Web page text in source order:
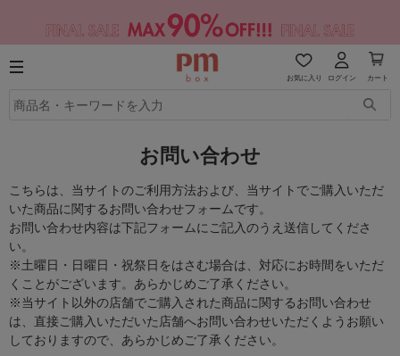
お気に入り ログイン カート
お問い合わせ
こちらは、当サイトのご利用方法および、当サイトでご購入いただ
いた商品に関するお問い合わせフォームです。
お問い合わせ内容は下記フォームにご記入のうえ送信してくださ
い。
※土曜日・日曜日・祝祭日をはさむ場合は、対応にお時間をいただ
くことがございます。あらかじめご了承ください。
※当サイト以外の店舗でご購入された商品に関するお問い合わせ
は、直接ご購入いただいた店舗へお問い合わせいただくようお願い
しておりますので、あらかじめご了承ください。